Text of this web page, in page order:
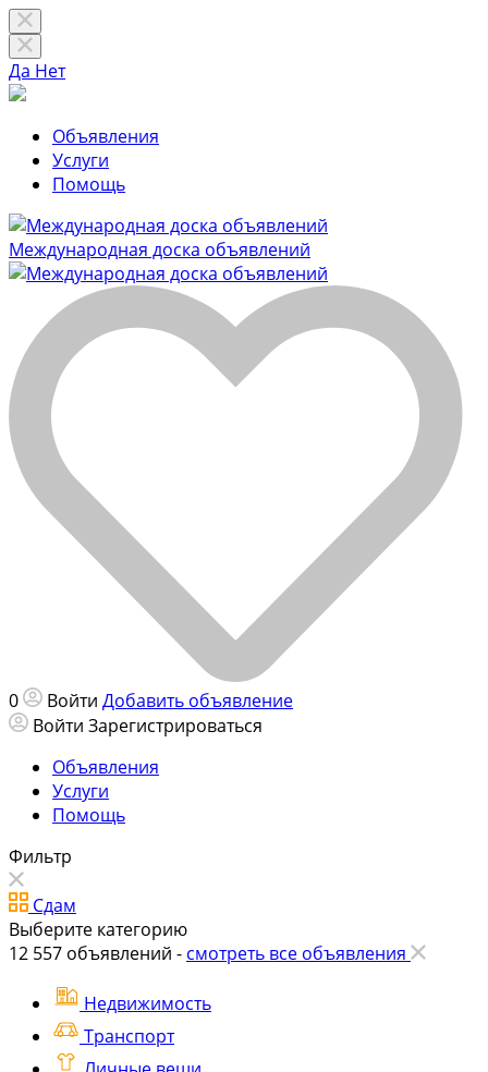
Да Нет
Объявления
Услуги
Помощь
Международная доска объявлений
0 Войти Добавить объявление
Войти Зарегистрироваться
Объявления
Услуги
Помощь
Фильтр
Сдам
Выберите категорию
12 557 объявлений - смотреть все объявления
Недвижимость
Транспорт